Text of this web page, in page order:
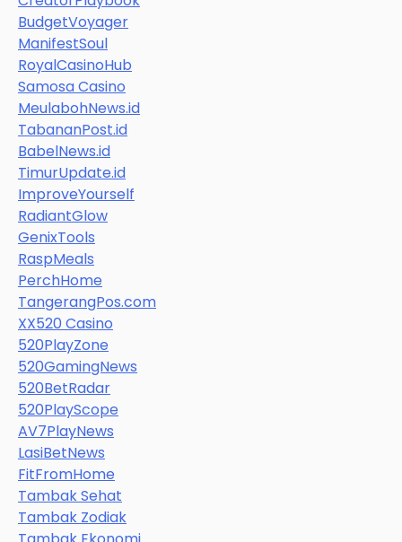
BudgetVoyager
ManifestSoul
RoyalCasinoHub
Samosa Casino
MeulabohNews.id
TabananPost.id
BabelNews.id
TimurUpdate.id
ImproveYourself
RadiantGlow
GenixTools
RaspMeals
PerchHome
TangerangPos.com
XX520 Casino
520PlayZone
520GamingNews
520BetRadar
520PlayScope
AV7PlayNews
LasiBetNews
FitFromHome
Tambak Sehat
Tambak Zodiak